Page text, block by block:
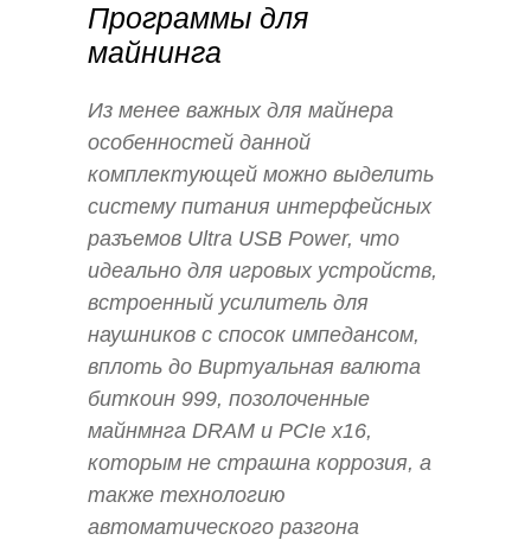
Программы для
майнинга
Из менее важных для майнера
особенностей данной
комплектующей можно выделить
систему питания интерфейсных
разъемов Ultra USB Power, что
идеально для игровых устройств,
встроенный усилитель для
наушников с спосок импедансом,
вплоть до Виртуальная валюта
биткоин 999, позолоченные
майнмнга DRAM и PCIe x16,
которым не страшна коррозия, а
также технологию
автоматического разгона